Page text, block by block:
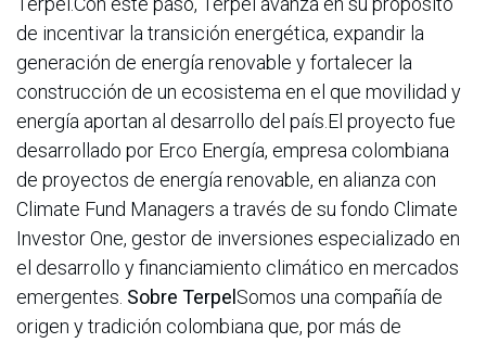
de incentivar la transición energética, expandir la
generación de energía renovable y fortalecer la
construcción de un ecosistema en el que movilidad y
energía aportan al desarrollo del país.El proyecto fue
desarrollado por Erco Energía, empresa colombiana
de proyectos de energía renovable, en alianza con
Climate Fund Managers a través de su fondo Climate
Investor One, gestor de inversiones especializado en
el desarrollo y financiamiento climático en mercados
emergentes. Sobre Terpel Somos una compañía de
origen y tradición colombiana que, por más de